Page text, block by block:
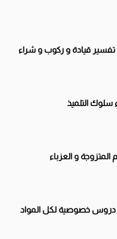
تفسير قيادة و ركوب و شراء
سلوك التلميذ
و العزباء
دروس خصوصية لكل المواد